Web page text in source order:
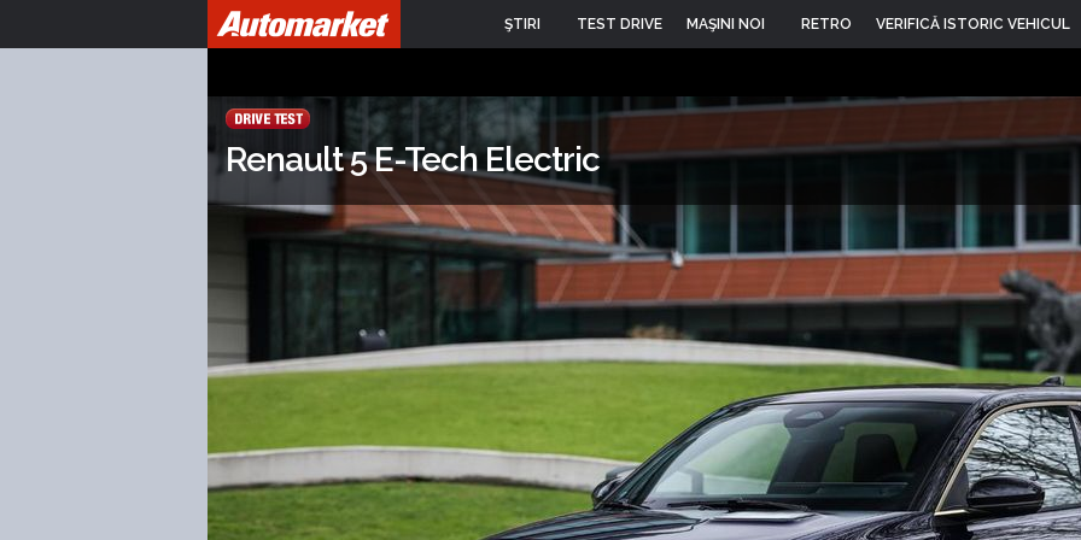
ŞTIRI TEST DRIVE MAŞINI NOI RETRO VERIFICĂ ISTORIC VEHICUL
Renault 5 E-Tech Electric